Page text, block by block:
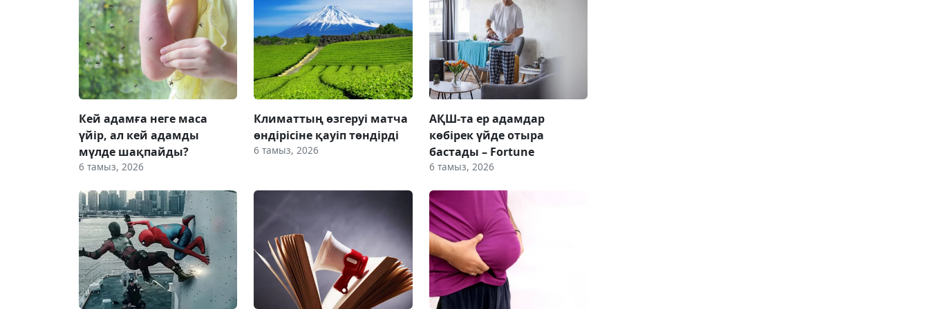
Кей адамға неге маса
үйір, ал кей адамды
мүлде шақпайды?
6 тамыз, 2026
Климаттың өзгеруі матча
өндірісіне қауіп төндірді
6 тамыз, 2026
АҚШ-та ер адамдар
көбірек үйде отыра
бастады – Fortune
6 тамыз, 2026